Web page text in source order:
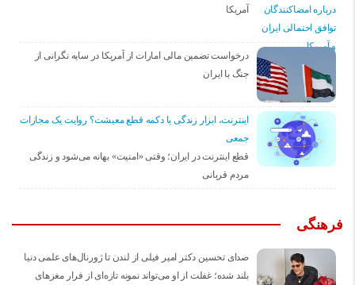
آمریکا
درخواست تضمین مالی امارات از آمریکا در سایه نگرانی از
جنگ با ایران
اینترنت، ابزار زندگی یا دکمه قطع معیشت؟ روایت یک مجازات
جمعی
قطع اینترنت در ایران؛ وقتی «امنیت» بهانه می‌شود و زندگی
مردم قربانی
فرهنگی
صدای تحسین دکتر امیر فیلی از لندن تا ژورنال‌های علمی دنیا
بلند شده؛ غفلت از او می‌تواند نمونه تازه‌ای از فرار مغزهای